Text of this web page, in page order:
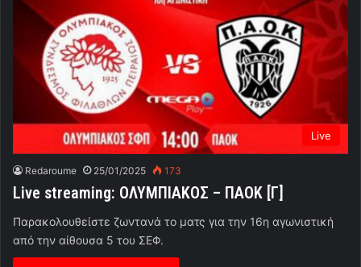
Live
Redaroume 25/01/2025 173
Live streaming: ΟΛΥΜΠΙΑΚΟΣ – ΠΑΟΚ [Γ]
Παρακολουθείστε ζωντανά το ματς για την 16η αγωνιστική
από την αίθουσα 5 του ΣΕΦ.